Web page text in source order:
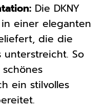
Die DKNY
einer eleganten
die die
So
ein stilvolles